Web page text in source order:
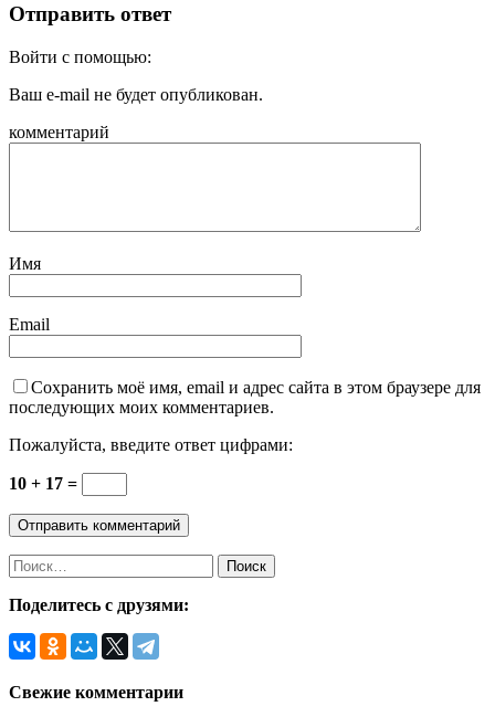
Отправить ответ
Войти с помощью:
Ваш e-mail не будет опубликован.
комментарий
Имя
Email
Сохранить моё имя, email и адрес сайта в этом браузере для
последующих моих комментариев.
Пожалуйста, введите ответ цифрами:
10 + 17 =
Найти:
Поделитесь с друзями:
Свежие комментарии